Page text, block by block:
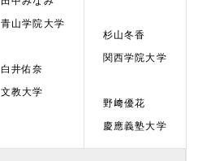
青山学院大学
白井佑奈
文教大学
杉山冬香
関西学院大学
野﨑優花
慶應義塾大学